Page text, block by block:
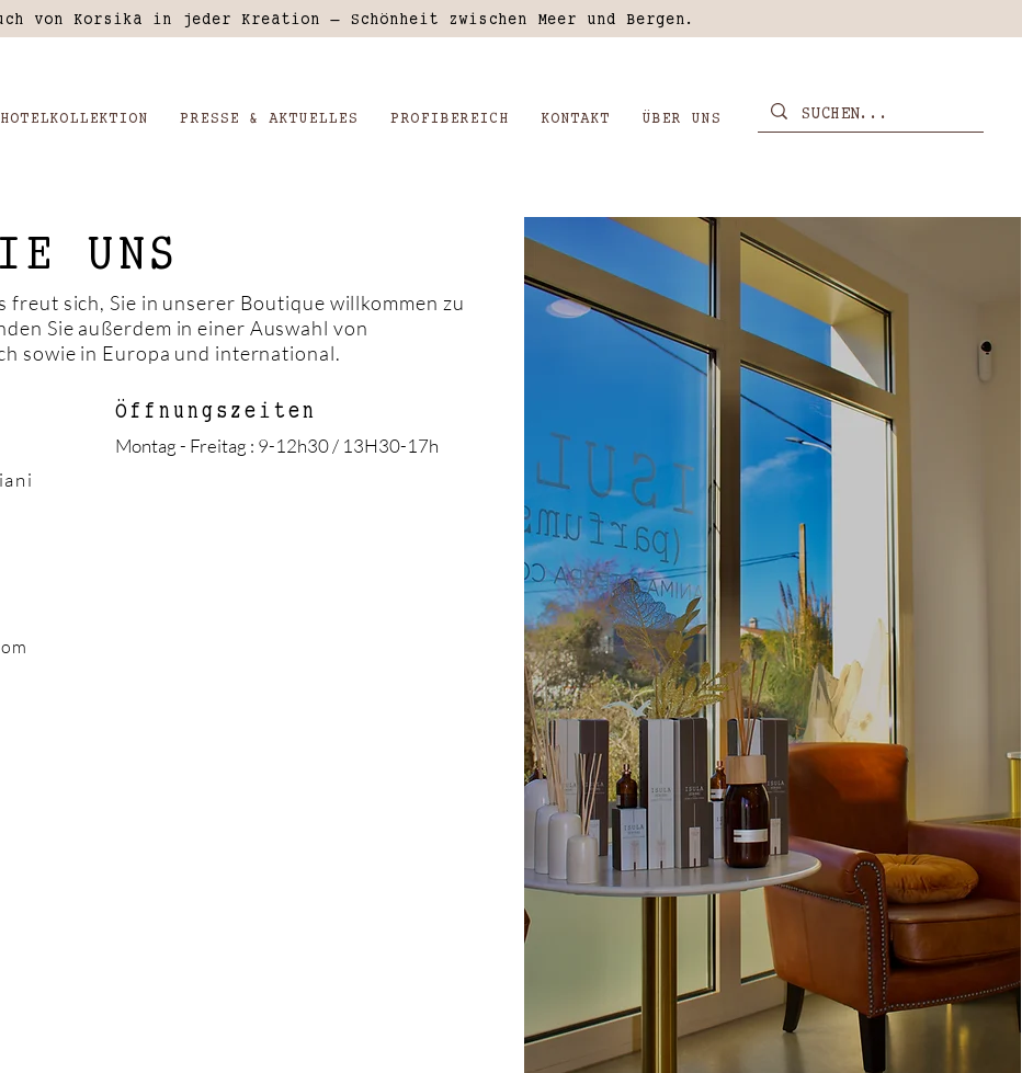
von Korsika in jeder Kreation – Schönheit zwischen Meer und Bergen.
HOTELKOLLEKTION PRESSE & AKTUELLES PROFIBEREICH KONTAKT ÜBER UNS
UNS
freut sich, Sie in unserer Boutique willkommen zu
Sie außerdem in einer Auswahl von
sowie in Europa und international.
Öffnungszeiten
Montag - Freitag : 9-12h30 / 13H30-17h ​​